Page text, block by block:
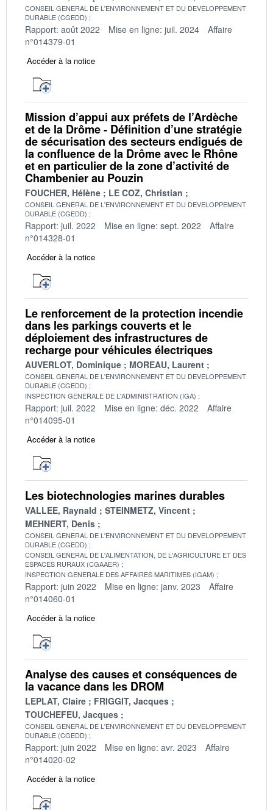
CONSEIL GENERAL DE L'ENVIRONNEMENT ET DU DEVELOPPEMENT
DURABLE (CGEDD)
Rapport: août 2022 Mise en ligne: juil. 2024
Affaire
n°014379-01
Accéder à la notice
Mission d’appui aux préfets de l’Ardèche
et de la Drôme - Définition d’une stratégie
de sécurisation des secteurs endigués de
la confluence de la Drôme avec le Rhône
et en particulier de la zone d’activité de
Chambenier au Pouzin
FOUCHER, Hélène LE COZ, Christian
CONSEIL GENERAL DE L'ENVIRONNEMENT ET DU DEVELOPPEMENT
DURABLE (CGEDD)
Rapport: juil. 2022 Mise en ligne: sept. 2022
Affaire
n°014328-01
Accéder à la notice
Le renforcement de la protection incendie
dans les parkings couverts et le
déploiement des infrastructures de
recharge pour véhicules électriques
AUVERLOT, Dominique MOREAU, Laurent
CONSEIL GENERAL DE L'ENVIRONNEMENT ET DU DEVELOPPEMENT
DURABLE (CGEDD)
INSPECTION GENERALE DE L'ADMINISTRATION (IGA)
Rapport: juil. 2022 Mise en ligne: déc. 2022
Affaire
n°014095-01
Accéder à la notice
Les biotechnologies marines durables
VALLEE, Raynald
STEINMETZ, Vincent
MEHNERT, Denis
CONSEIL GENERAL DE L'ENVIRONNEMENT ET DU DEVELOPPEMENT
DURABLE (CGEDD)
CONSEIL GENERAL DE L'ALIMENTATION, DE L'AGRICULTURE ET DES
ESPACES RURAUX (CGAAER)
INSPECTION GENERALE DES AFFAIRES MARITIMES (IGAM)
Rapport: juin 2022 Mise en ligne: janv. 2023
Affaire
n°014060-01
Accéder à la notice
Analyse des causes et conséquences de
la vacance dans les DROM
LEPLAT, Claire
FRIGGIT, Jacques
TOUCHEFEU, Jacques
CONSEIL GENERAL DE L'ENVIRONNEMENT ET DU DEVELOPPEMENT
DURABLE (CGEDD)
Rapport: juin 2022 Mise en ligne: avr. 2023
Affaire
n°014020-02
Accéder à la notice